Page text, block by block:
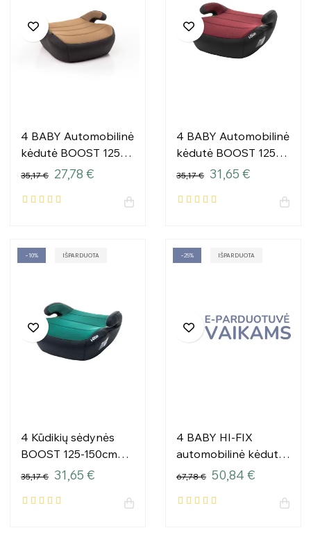
4 BABY Automobilinė
kėdutė BOOST 125-
150cm MOKKA I
35,17 € 27,78 €
4 BABY Automobilinė
kėdutė BOOST 125-
150cm RAUDONA I
35,17 € 31,65 €
−10% IŠPARDUOTA
4 Kūdikių sėdynės
BOOST 125-150cm
TURKIJA I dydžio
35,17 € 31,65 €
−25% IŠPARDUOTA
4 BABY HI-FIX
automobilinė kėdutė
125-150cm MOKKA I-
67,78 € 50,84 €